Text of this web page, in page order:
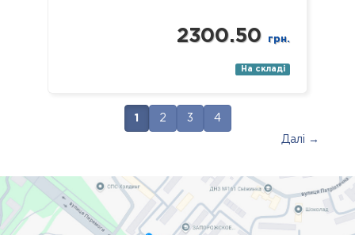
2300.50 грн.
На складі
1 2 3 4
Далі →